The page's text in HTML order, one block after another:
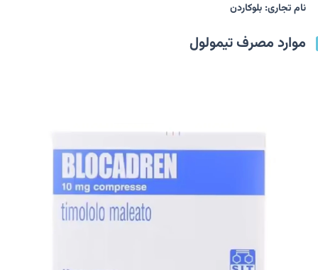
نام تجاری: بلوکاردن
موارد مصرف تیمولول